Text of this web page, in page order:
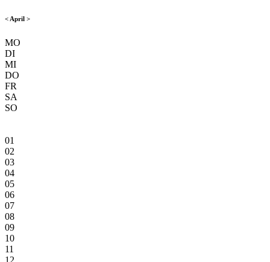
< April >
MO
DI
MI
DO
FR
SA
SO
01
02
03
04
05
06
07
08
09
10
11
12